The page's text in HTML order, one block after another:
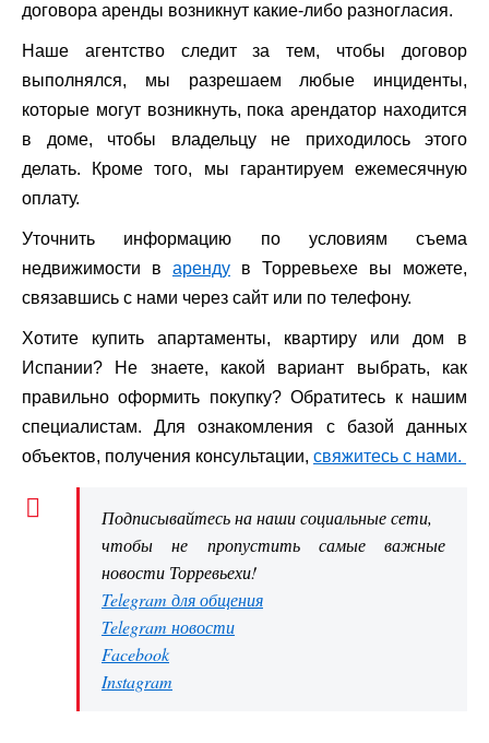
договора аренды возникнут какие-либо разногласия.
Наше агентство следит за тем, чтобы договор
выполнялся, мы разрешаем любые инциденты,
которые могут возникнуть, пока арендатор находится
в доме, чтобы владельцу не приходилось этого
делать. Кроме того, мы гарантируем ежемесячную
оплату.
Уточнить информацию по условиям съема
недвижимости в аренду в Торревьехе вы можете,
связавшись с нами через сайт или по телефону.
Хотите купить апартаменты, квартиру или дом в
Испании? Не знаете, какой вариант выбрать, как
правильно оформить покупку? Обратитесь к нашим
специалистам. Для ознакомления с базой данных
объектов, получения консультации, свяжитесь с нами.
Подписывайтесь на наши социальные сети,
чтобы не пропустить самые важные
новости Торревьехи!
Telegram для общения
Telegram новости
Facebook
Instagram